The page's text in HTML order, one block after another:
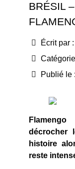
BRÉSIL
Écrit par :
Publié le
décrocher
histoire
reste